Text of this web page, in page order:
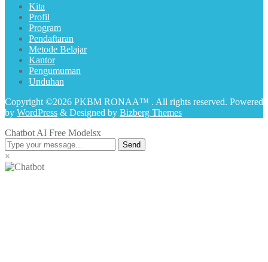
Kita
Profil
Program
Pendaftaran
Metode Belajar
Kantor
Pengumuman
Unduhan
Copyright ©2026 PKBM RONAA™ . All rights reserved. Powered
by WordPress & Designed by Bizberg Themes
Chatbot AI Free Modelsx
Send
×